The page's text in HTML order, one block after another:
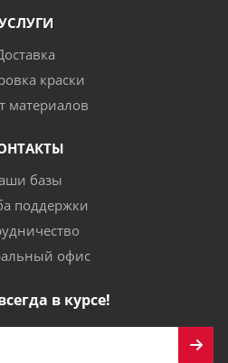
краски
материалов
базы
поддержки
офис
в курсе!